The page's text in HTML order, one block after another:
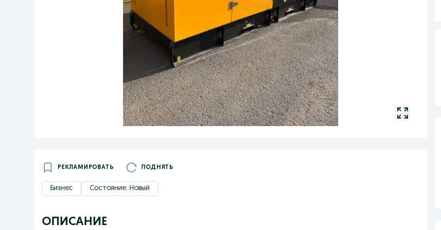
РЕКЛАМИРОВАТЬ ПОДНЯТЬ
Бизнес Состояние: Новый
ОПИСАНИЕ